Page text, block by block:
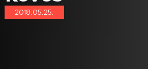
2018.05.25.